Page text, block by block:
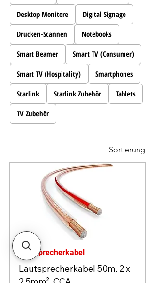
Desktop Monitore Digital Signage
Drucken-Scannen Notebooks
Smart Beamer Smart TV (Consumer)
Smart TV (Hospitality) Smartphones
Starlink Starlink Zubehör Tablets
TV Zubehör
Sortierung
Lautsprecherkabel
Lautsprecherkabel 50m, 2 x
2,5mm², CCA